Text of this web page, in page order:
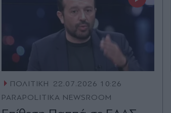
ΠΟΛΙΤΙΚΗ
22.07.2026 10:26
PARAPOLITIKA NEWSROOM